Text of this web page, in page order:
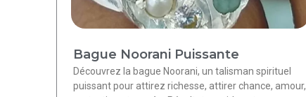
Bague Noorani Puissante
Découvrez la bague Noorani, un talisman spirituel
puissant pour attirez richesse, attirer chance, amour,